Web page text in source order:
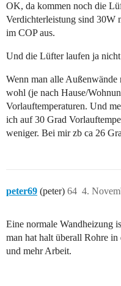
OK, da kommen noch die
Verdichterleistung sind 30W
im COP aus.
Und die Lüfter laufen ja
Wenn man alle Außenwände
wohl (je nach Hause/
Vorlauftemperaturen. Und
ich auf 30 Grad
weniger. Bei mir zb ca 26
peter69 (peter) 4.
64
Eine normale Wandheizung
man hat halt überall Rohre
und mehr Arbeit.